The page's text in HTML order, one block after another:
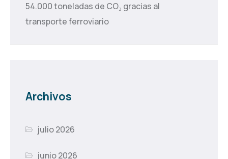
54.000 toneladas de CO₂ gracias al
transporte ferroviario
Archivos
julio 2026
junio 2026